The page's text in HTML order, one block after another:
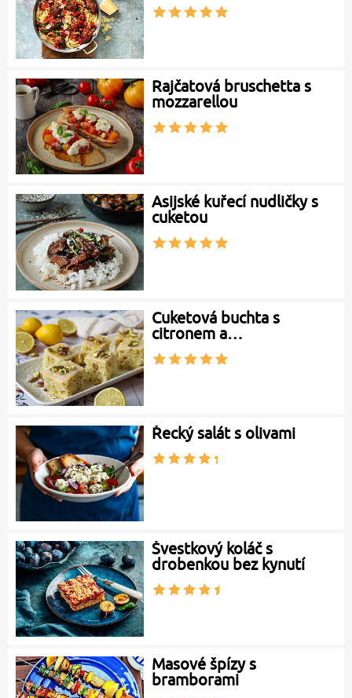
Rajčatová bruschetta s
mozzarellou
Asijské kuřecí nudličky s
cuketou
Cuketová buchta s
citronem a…
Řecký salát s olivami
Švestkový koláč s
drobenkou bez kynutí
Masové špízy s
bramborami